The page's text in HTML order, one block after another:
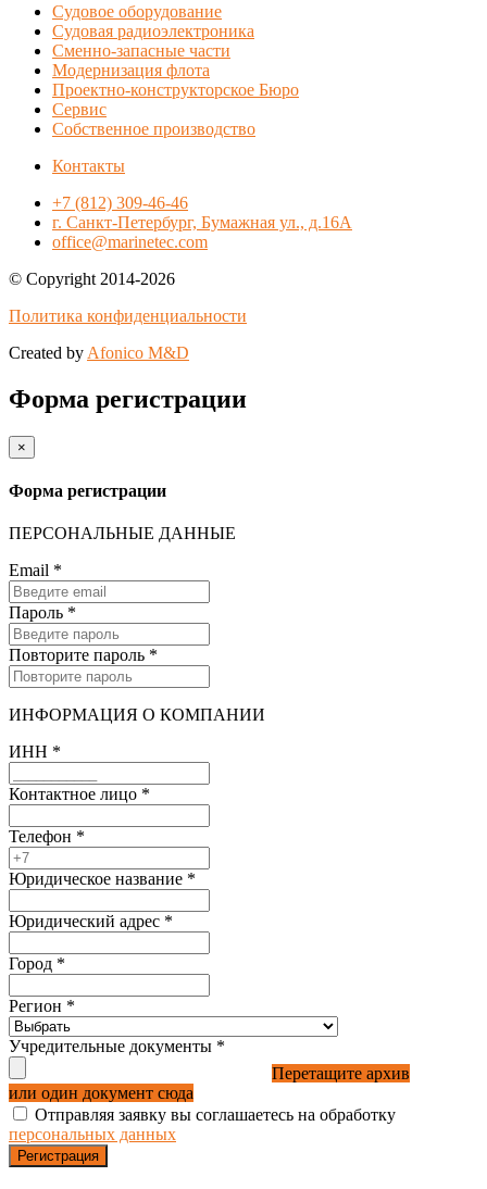
Судовое оборудование
Судовая радиоэлектроника
Сменно-запасные части
Модернизация флота
Проектно-конструкторское Бюро
Сервис
Собственное производство
Контакты
+7 (812) 309-46-46
г. Санкт-Петербург, Бумажная ул., д.16А
office@marinetec.com
© Copyright 2014-2026
Политика конфиденциальности
Created by Afonico M&D
Форма регистрации
×
Форма регистрации
ПЕРСОНАЛЬНЫЕ ДАННЫЕ
Email *
Пароль *
Повторите пароль *
ИНФОРМАЦИЯ О КОМПАНИИ
ИНН *
Контактное лицо *
Телефон *
Юридическое название *
Юридический адрес *
Город *
Регион *
Учредительные документы *
Перетащите архив
или один документ сюда
Отправляя заявку вы соглашаетесь на обработку
персональных данных
Регистрация